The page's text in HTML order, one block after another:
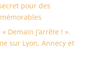
pour des
Demain j’arrête ! ».
sur Lyon, Annecy et